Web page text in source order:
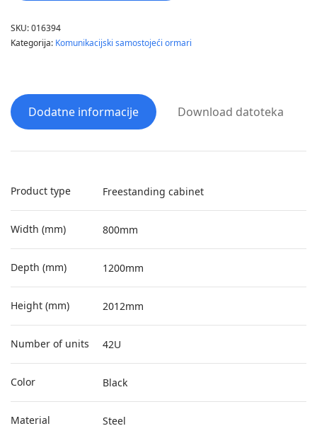
SKU:016394
Kategorija: Komunikacijski samostojeći ormari
Dodatne informacije Download datoteka
Product type Freestanding cabinet
Width (mm) 800mm
Depth (mm) 1200mm
Height (mm) 2012mm
Number of units 42U
Color Black
Material Steel